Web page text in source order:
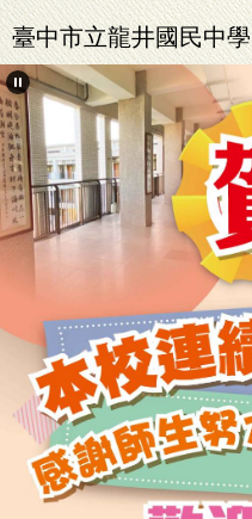
跳
到
主
要
內
容
區
臺中市立龍井國民中學